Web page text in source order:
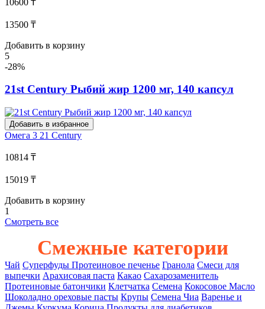
13500 ₸
Добавить в корзину
5
-28%
21st Century Рыбий жир 1200 мг, 140 капсул
Добавить в избранное
Омега 3 21 Century
10814 ₸
15019 ₸
Добавить в корзину
1
Смотреть все
Смежные категории
Чай Суперфуды Протеиновое печенье Гранола Смеси для
выпечки Арахисовая паста Какао Сахарозаменитель
Протеиновые батончики Клетчатка Семена Кокосовое Масло
Шоколадно ореховые пасты Крупы Семена Чиа Варенье и